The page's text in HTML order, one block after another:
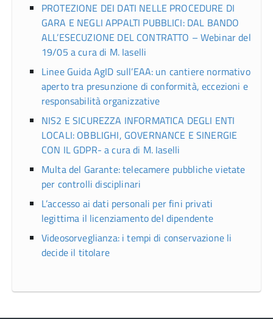
PROTEZIONE DEI DATI NELLE PROCEDURE DI
GARA E NEGLI APPALTI PUBBLICI: DAL BANDO
ALL’ESECUZIONE DEL CONTRATTO – Webinar del
19/05 a cura di M. Iaselli
Linee Guida AgID sull’EAA: un cantiere normativo
aperto tra presunzione di conformità, eccezioni e
responsabilità organizzative
NIS2 E SICUREZZA INFORMATICA DEGLI ENTI
LOCALI: OBBLIGHI, GOVERNANCE E SINERGIE
CON IL GDPR- a cura di M. Iaselli
Multa del Garante: telecamere pubbliche vietate
per controlli disciplinari
L’accesso ai dati personali per fini privati
legittima il licenziamento del dipendente
Videosorveglianza: i tempi di conservazione li
decide il titolare